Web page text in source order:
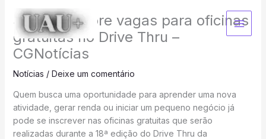
conteúdo
Semades abre vagas para oficinas
gratuitas no Drive Thru –
CGNotícias
Notícias / Deixe um comentário
Quem busca uma oportunidade para aprender uma nova
atividade, gerar renda ou iniciar um pequeno negócio já
pode se inscrever nas oficinas gratuitas que serão
realizadas durante a 18ª edição do Drive Thru da